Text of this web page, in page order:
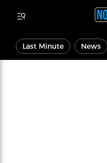
Last Minute News